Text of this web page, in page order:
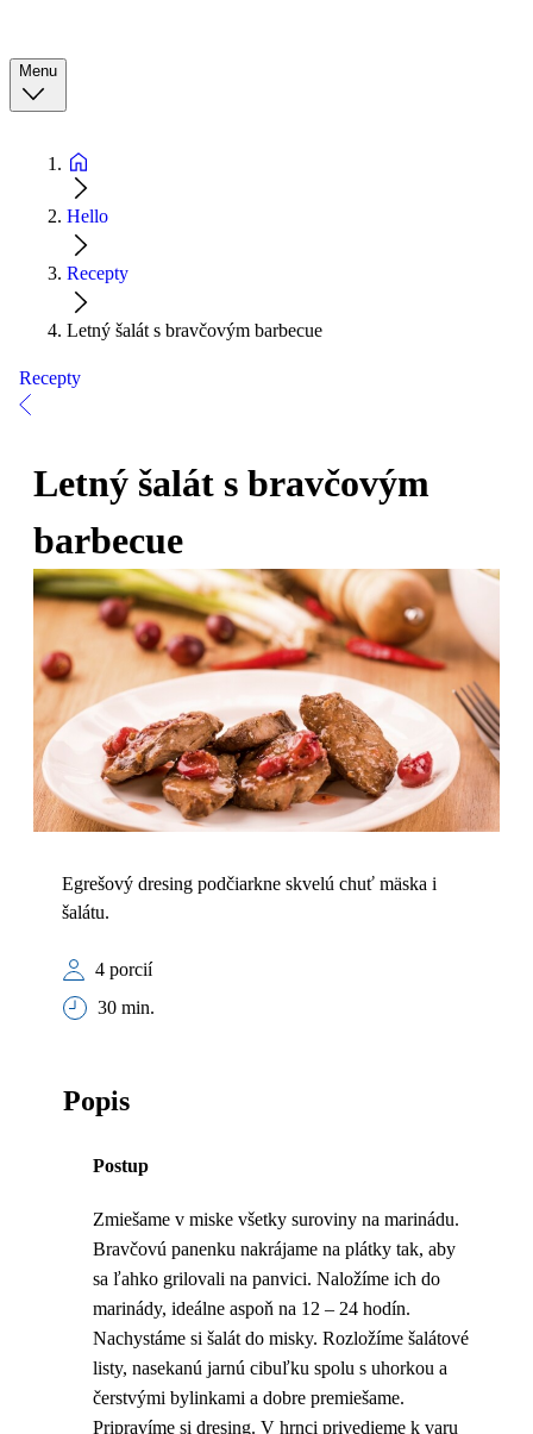
Menu
Hello
Recepty
Letný šalát s bravčovým barbecue
Recepty
Letný šalát s bravčovým
barbecue
Egrešový dresing podčiarkne skvelú chuť mäska i
šalátu.
4 porcií
30 min.
Popis
Postup
Zmiešame v miske všetky suroviny na marinádu.
Bravčovú panenku nakrájame na plátky tak, aby
sa ľahko grilovali na panvici. Naložíme ich do
marinády, ideálne aspoň na 12 – 24 hodín.
Nachystáme si šalát do misky. Rozložíme šalátové
listy, nasekanú jarnú cibuľku spolu s uhorkou a
čerstvými bylinkami a dobre premiešame.
Pripravíme si dresing. V hrnci privedieme k varu